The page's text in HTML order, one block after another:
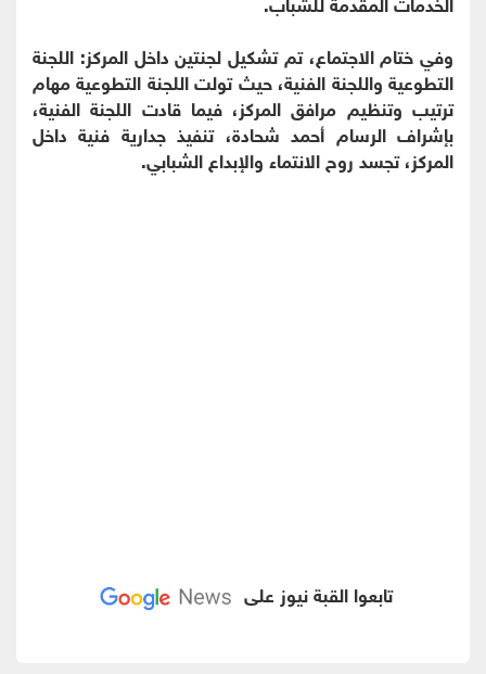
وفي ختام الاجتماع، تم تشكيل لجنتين داخل المركز: اللجنة
التطوعية واللجنة الفنية، حيث تولت اللجنة التطوعية مهام
ترتيب وتنظيم مرافق المركز، فيما قادت اللجنة الفنية،
بإشراف الرسام أحمد شحادة، تنفيذ جدارية فنية داخل
المركز، تجسد روح الانتماء والإبداع الشبابي.
تابعوا القبة نيوز على